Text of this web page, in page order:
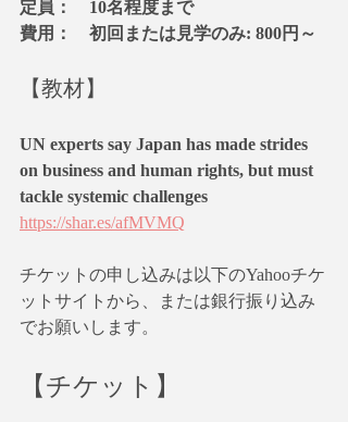
定員：　10名程度まで
費用：　初回または見学のみ: 800円～
【教材】
UN experts say Japan has made strides
on business and human rights, but must
tackle systemic challenges
https://shar.es/afMVMQ
チケットの申し込みは以下のYahooチケ
ットサイトから、または銀行振り込み
でお願いします。
【チケット】